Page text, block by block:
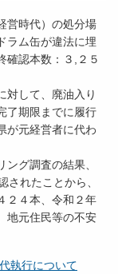
営時代）の処分場
ラム缶が違法に埋
確認本数：３,２５
対して、廃油入り
了期限までに履行
が元経営者に代わ
グ調査の結果、
されたことから、
２４本、令和２年
地元住民等の不安
執行について